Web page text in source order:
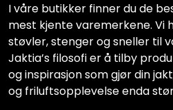
I våre butikker finner du de
mest kjente varemerkene.
støvler, stenger og sneller til
Jaktia’s filosofi er å tilby
og inspirasjon som gjør din
og friluftsopplevelse enda